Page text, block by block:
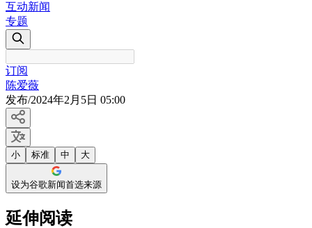
互动新闻
专题
订阅
陈爱薇
发布/2024年2月5日 05:00
小 标准 中 大
设为谷歌新闻首选来源
延伸阅读